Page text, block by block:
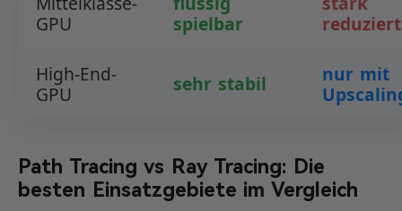
GPU
spielbar
reduziert
High-End-
GPU
sehr stabil
nur mit
Path Tracing vs Ray Tracing: Die
besten Einsatzgebiete im Vergleich